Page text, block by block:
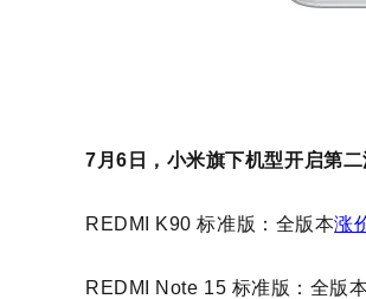
7月6日，小米旗下机型开启第二
REDMI K90 标准版：全版本涨
REDMI Note 15 标准版：全版